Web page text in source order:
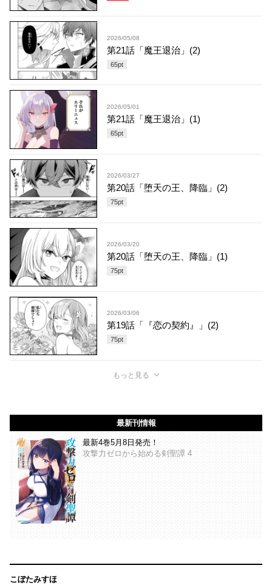
2026/05/08
第21話「魔王退治」(2)
65pt
2026/05/01
第21話「魔王退治」(1)
65pt
2026/03/27
第20話「堕天の王、降臨」(2)
75pt
2026/03/20
第20話「堕天の王、降臨」(1)
75pt
2026/03/06
第19話「『恋の契約』」(2)
75pt
もっと見る
最新刊情報
最新4巻5月8日発売！
攻撃力ゼロから始める剣聖譚 4
こぼたみすほ